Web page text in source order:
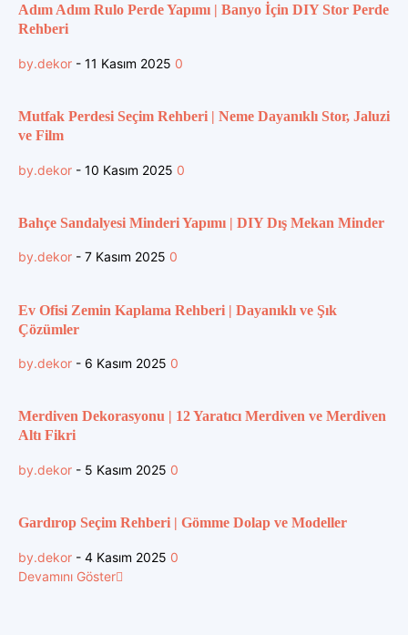
Adım Adım Rulo Perde Yapımı | Banyo İçin DIY Stor Perde
Rehberi
by.dekor - 11 Kasım 2025 0
Mutfak Perdesi Seçim Rehberi | Neme Dayanıklı Stor, Jaluzi
ve Film
by.dekor - 10 Kasım 2025 0
Bahçe Sandalyesi Minderi Yapımı | DIY Dış Mekan Minder
by.dekor - 7 Kasım 2025 0
Ev Ofisi Zemin Kaplama Rehberi | Dayanıklı ve Şık
Çözümler
by.dekor - 6 Kasım 2025 0
Merdiven Dekorasyonu | 12 Yaratıcı Merdiven ve Merdiven
Altı Fikri
by.dekor - 5 Kasım 2025 0
Gardırop Seçim Rehberi | Gömme Dolap ve Modeller
by.dekor - 4 Kasım 2025 0
Devamını Göster